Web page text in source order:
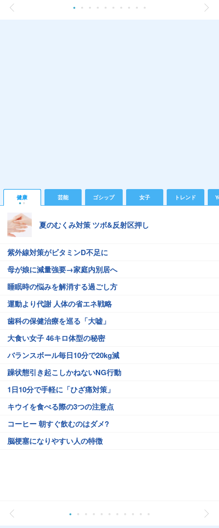
健康 芸能 ゴシップ 女子 トレンド
夏のむくみ対策 ツボ&反射区押し
紫外線対策がビタミンD不足に
母が娘に減量強要→家庭内別居へ
睡眠時の悩みを解消する過ごし方
運動より代謝 人体の省エネ戦略
歯科の保健治療を巡る「大嘘」
大食い女子 46キロ体型の秘密
バランスボール毎日10分で20kg減
躁状態引き起こしかねないNG行動
1日10分で手軽に「ひざ痛対策」
キウイを食べる際の3つの注意点
コーヒー 朝すぐ飲むのはダメ?
脳梗塞になりやすい人の特徴